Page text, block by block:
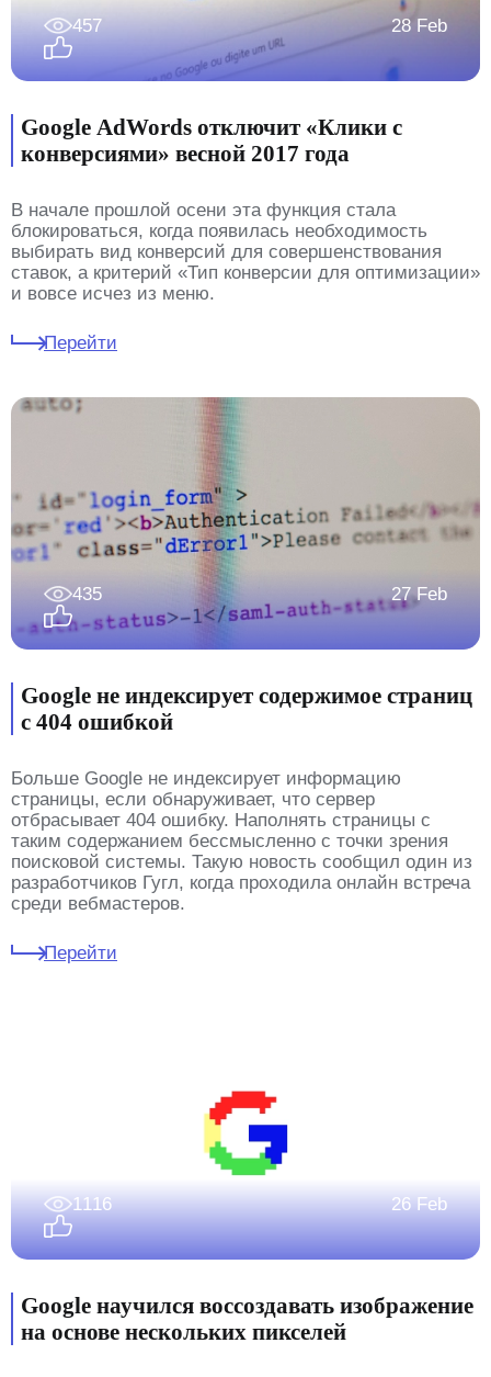
457 28 Feb
Google AdWords отключит «Клики с
конверсиями» весной 2017 года
В начале прошлой осени эта функция стала
блокироваться, когда появилась необходимость
выбирать вид конверсий для совершенствования
ставок, а критерий «Тип конверсии для оптимизации»
и вовсе исчез из меню.
Перейти
435 27 Feb
Google не индексирует содержимое страниц
с 404 ошибкой
Больше Google не индексирует информацию
страницы, если обнаруживает, что сервер
отбрасывает 404 ошибку. Наполнять страницы с
таким содержанием бессмысленно с точки зрения
поисковой системы. Такую новость сообщил один из
разработчиков Гугл, когда проходила онлайн встреча
среди вебмастеров.
Перейти
1116 26 Feb
Google научился воссоздавать изображение
на основе нескольких пикселей